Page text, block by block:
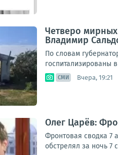
Четверо
Владимир
По словам
госпитализированы
СМИ Вчера, 19:21
Олег Царёв:
Фронтовая сводка 7
обстрелял за ночь 7